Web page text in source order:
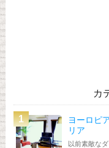
カ
ヨーロピ
リア
以前素敵な